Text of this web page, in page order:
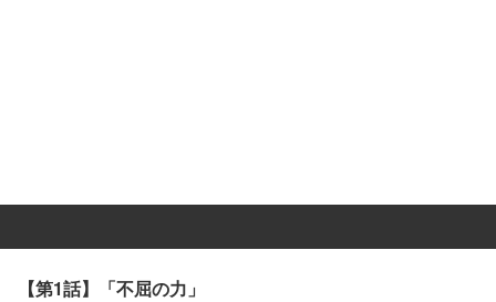
【第1話】「不屈の力」